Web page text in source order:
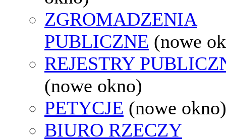
ZGROMADZENIA
PUBLICZNE (nowe
REJESTRY
(nowe okno)
PETYCJE (nowe okno)
BIURO RZECZY